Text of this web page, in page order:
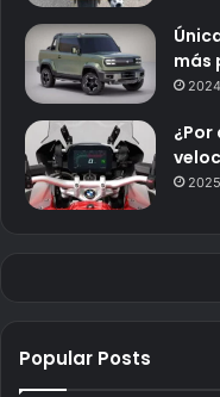
más
Popular Posts